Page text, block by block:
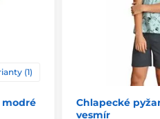
(1)
modré
Chlapecké
vesmír